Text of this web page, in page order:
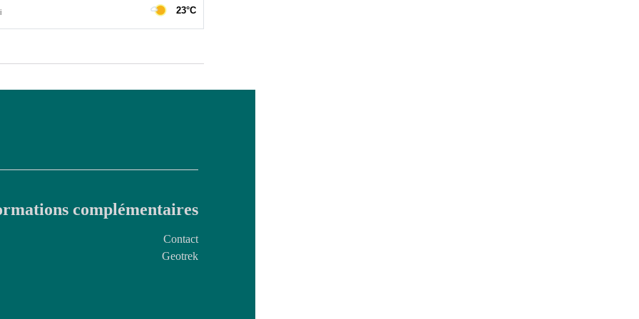
complémentaires
Contact
Geotrek